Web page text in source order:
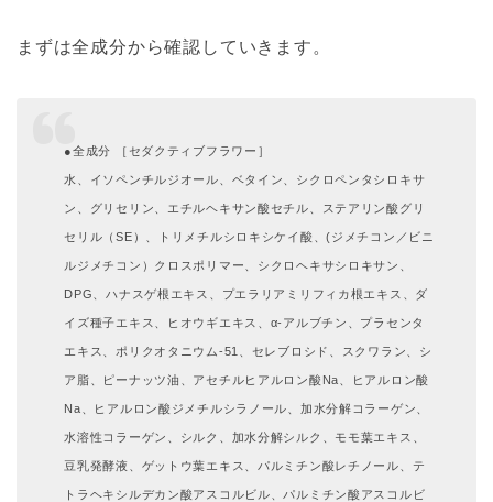
まずは全成分から確認していきます。
●全成分 ［セダクティブフラワー］
水、イソペンチルジオール、ベタイン、シクロペンタシロキサ
ン、グリセリン、エチルヘキサン酸セチル、ステアリン酸グリ
セリル（SE）、トリメチルシロキシケイ酸、(ジメチコン／ビニ
ルジメチコン）クロスポリマー、シクロヘキサシロキサン、
DPG、ハナスゲ根エキス、プエラリアミリフィカ根エキス、ダ
イズ種子エキス、ヒオウギエキス、α-アルブチン、プラセンタ
エキス、ポリクオタニウム-51、セレブロシド、スクワラン、シ
ア脂、ピーナッツ油、アセチルヒアルロン酸Na、ヒアルロン酸
Na、ヒアルロン酸ジメチルシラノール、加水分解コラーゲン、
水溶性コラーゲン、シルク、加水分解シルク、モモ葉エキス、
豆乳発酵液、ゲットウ葉エキス、パルミチン酸レチノール、テ
トラヘキシルデカン酸アスコルビル、パルミチン酸アスコルビ